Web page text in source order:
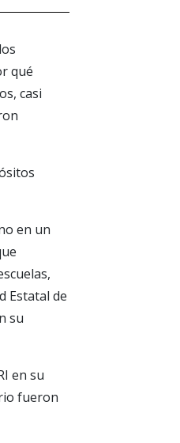
qué
casi
en un
Estatal de
su
en su
fueron